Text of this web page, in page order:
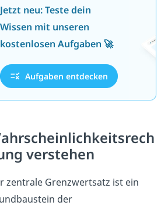
Jetzt neu: Teste dein
Wissen mit unseren
kostenlosen Aufgaben 🚀
Aufgaben entdecken
verstehen
zentrale Grenzwertsatz ist ein
der